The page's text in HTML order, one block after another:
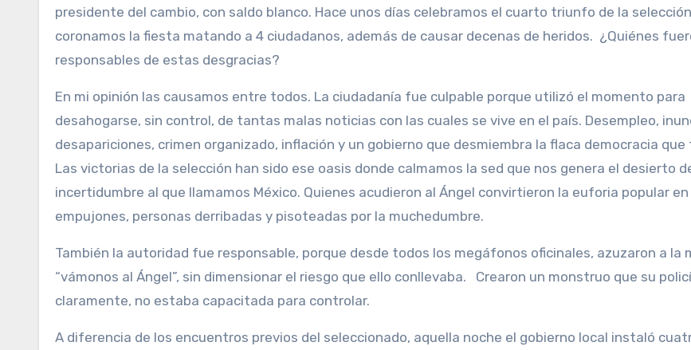
presidente del cambio, con saldo blanco. Hace unos días celebramos el cuarto triunfo de la
coronamos la fiesta matando a 4 ciudadanos, además de causar decenas de heridos. ¿Quiénes
responsables de estas desgracias?
En mi opinión las causamos entre todos. La ciudadanía fue culpable porque utilizó el momento para
desahogarse, sin control, de tantas malas noticias con las cuales se vive en el país. Desempleo,
desapariciones, crimen organizado, inflación y un gobierno que desmiembra la flaca democracia que
Las victorias de la selección han sido ese oasis donde calmamos la sed que nos genera el desierto
incertidumbre al que llamamos México. Quienes acudieron al Ángel convirtieron la euforia popular en
empujones, personas derribadas y pisoteadas por la muchedumbre.
También la autoridad fue responsable, porque desde todos los megáfonos oficinales, azuzaron a la
“vámonos al Ángel”, sin dimensionar el riesgo que ello conllevaba. Crearon un monstruo que su
claramente, no estaba capacitada para controlar.
A diferencia de los encuentros previos del seleccionado, aquella noche el gobierno local instaló